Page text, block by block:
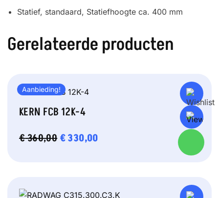
Statief, standaard, Statiefhoogte ca. 400 mm
Gerelateerde producten
Aanbieding!
KERN FCB 12K-4
€360,00 OORSPRONKELIJKE
€330,00HUIDIGE